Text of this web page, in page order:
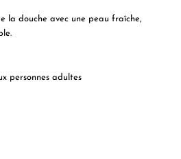
la douche avec une peau fraîche,
personnes adultes